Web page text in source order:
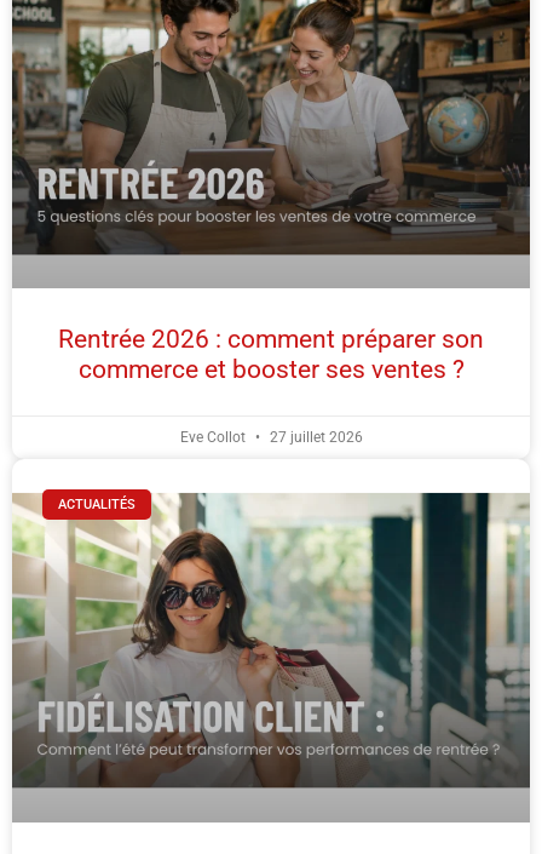
Rentrée 2026 : comment préparer son
commerce et booster ses ventes ?
Eve Collot 27 juillet 2026
ACTUALITÉS